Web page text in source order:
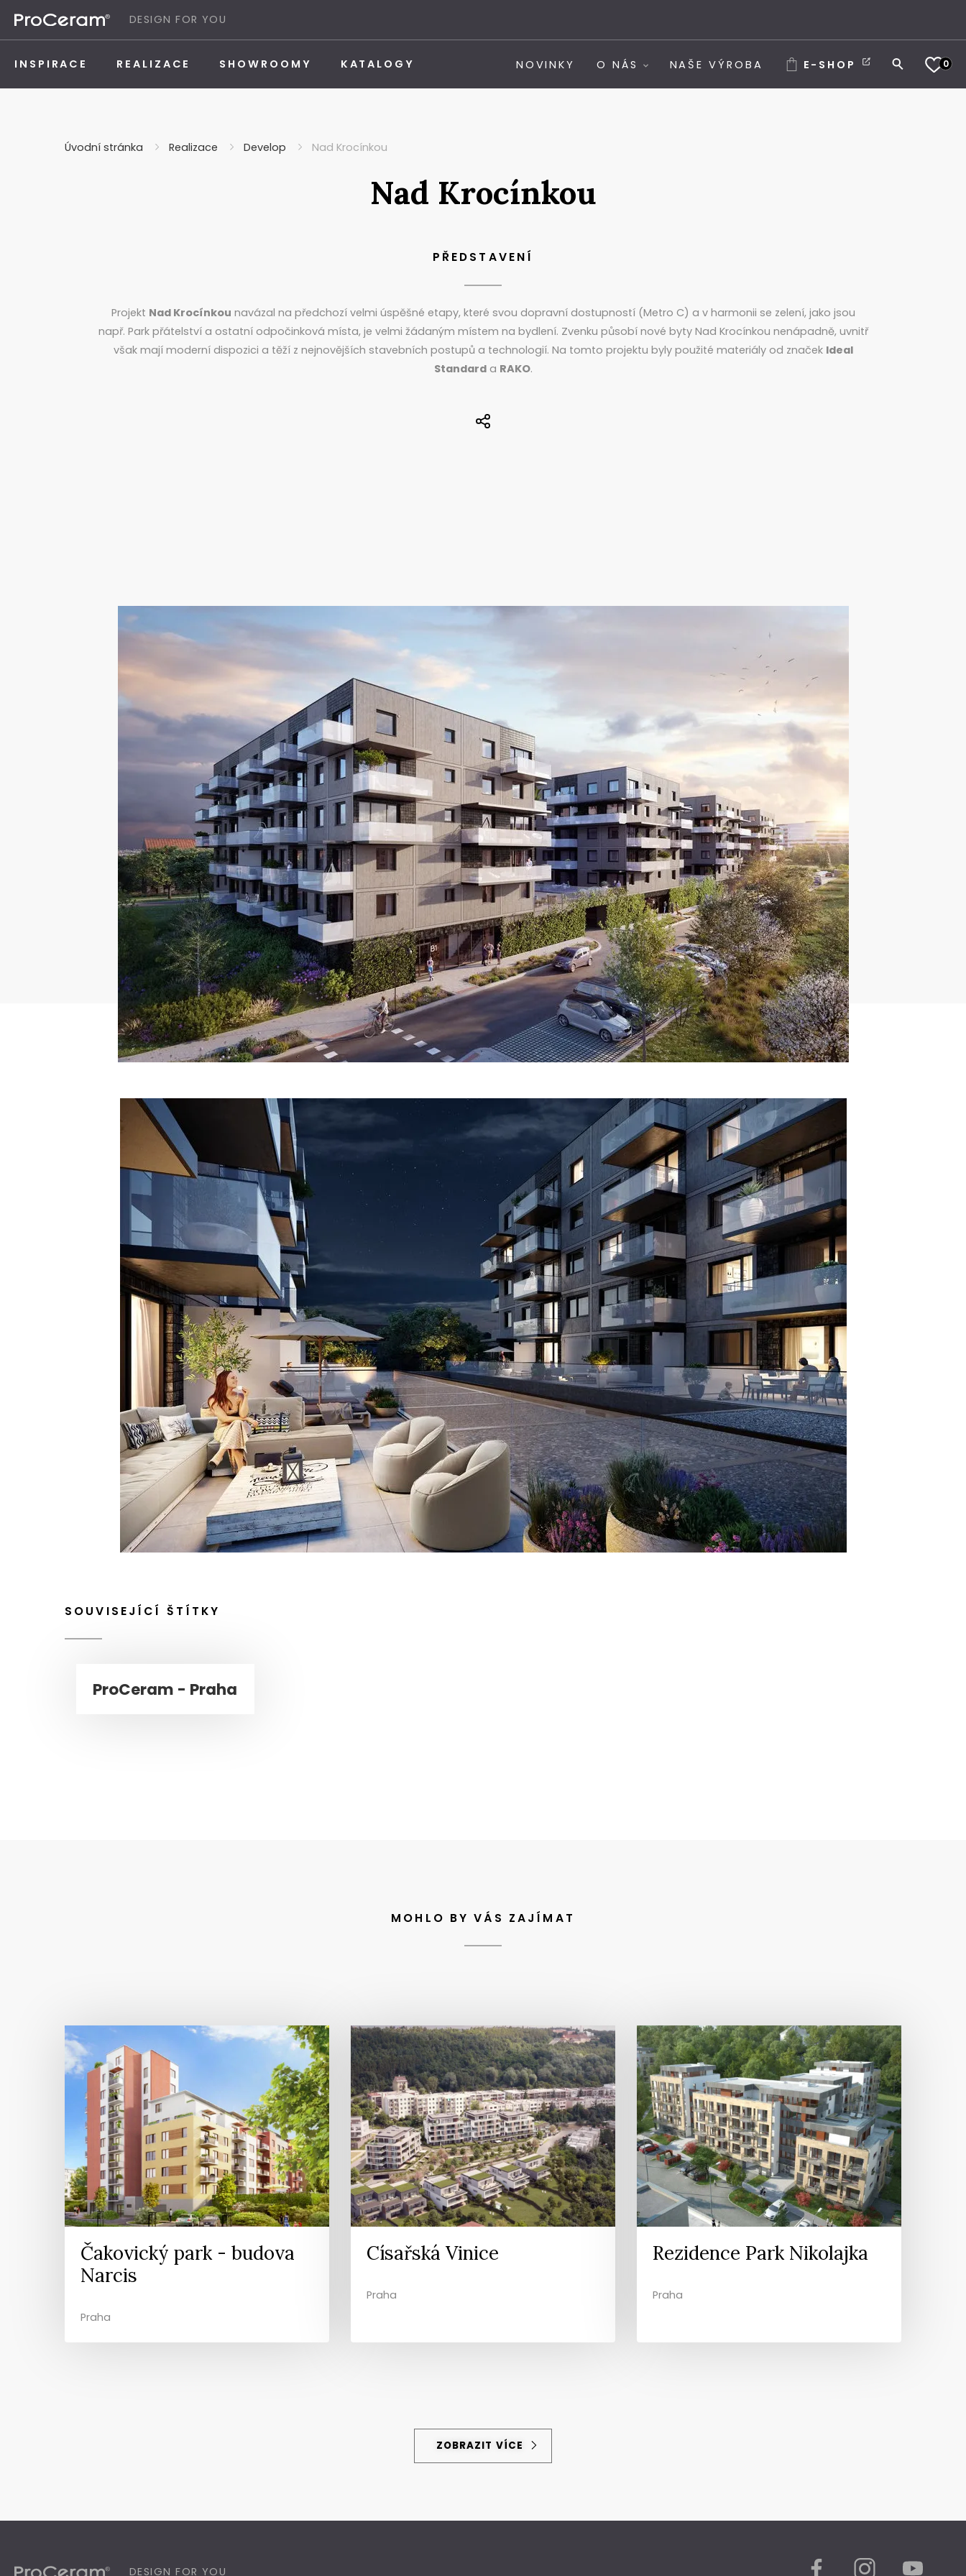
DESIGN FOR YOU
INSPIRACE REALIZACE SHOWROOMY KATALOGY NOVINKY O NÁS NAŠE VÝROBA E-SHOP 0
Úvodní stránka Realizace Develop Nad Krocínkou
Nad Krocínkou
PŘEDSTAVENÍ
Projekt Nad Krocínkou navázal na předchozí velmi úspěšné etapy, které svou dopravní dostupností (Metro C) a v harmonii se zelení, jako jsou
např. Park přátelství a ostatní odpočinková místa, je velmi žádaným místem na bydlení. Zvenku působí nové byty Nad Krocínkou nenápadně, uvnitř
však mají moderní dispozici a těží z nejnovějších stavebních postupů a technologií. Na tomto projektu byly použité materiály od značek Ideal
Standarda RAKO.
SOUVISEJÍCÍ ŠTÍTKY
ProCeram - Praha
MOHLO BY VÁS ZAJÍMAT
Čakovický park - budova
Narcis
Praha
Císařská Vinice
Praha
Rezidence Park Nikolajka
Praha
ZOBRAZIT VÍCE
DESIGN FOR YOU